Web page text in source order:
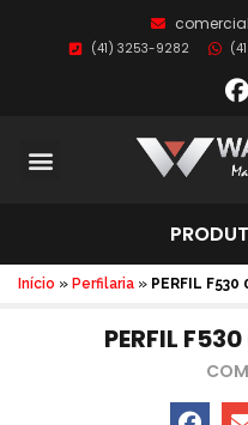
(41) 3253-9282
Início » Perfilaria » PERFIL
PERFIL